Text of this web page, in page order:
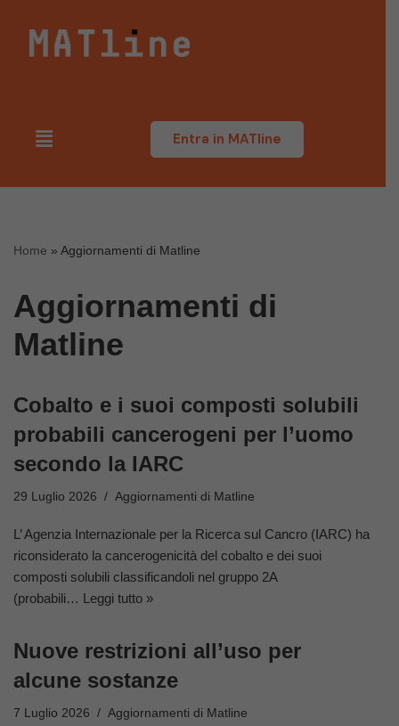
Entra in MATline
Home » Aggiornamenti di Matline
Aggiornamenti di
Matline
Cobalto e i suoi composti solubili
probabili cancerogeni per l’uomo
secondo la IARC
29 Luglio 2026 Aggiornamenti di Matline
L’ Agenzia Internazionale per la Ricerca sul Cancro (IARC) ha
riconsiderato la cancerogenicità del cobalto e dei suoi
composti solubili classificandoli nel gruppo 2A
(probabili… Leggi tutto »
Nuove restrizioni all’uso per
alcune sostanze
7 Luglio 2026 Aggiornamenti di Matline